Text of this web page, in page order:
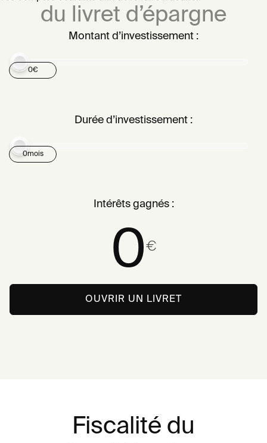
du livret d’épargne
Montant d’investissement :
0€
Durée d’investissement :
0mois
Intérêts gagnés :
0€
OUVRIR UN LIVRET
Fiscalité du